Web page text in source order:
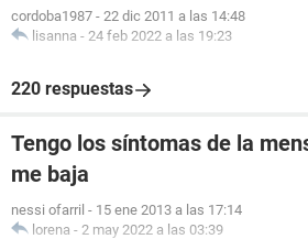
cordoba1987 - 22 dic 2011 a las 14:48
lisanna - 24 feb 2022 a las 19:23
220 respuestas
Tengo los síntomas de la
me baja
nessi ofarril - 15 ene 2013 a las 17:14
lorena - 2 may 2022 a las 03:39